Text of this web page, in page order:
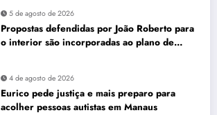
5 de agosto de 2026
Propostas defendidas por João Roberto para
o interior são incorporadas ao plano de
4 de agosto de 2026
Eurico pede justiça e mais preparo para
acolher pessoas autistas em Manaus